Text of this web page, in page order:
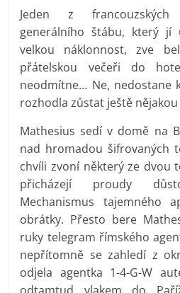
Jeden z
generálního štábu, který jí
velkou náklonnost, zve
přátelskou večeři do
neodmítne… Ne, nedostane
rozhodla zůstat ještě
Mathesius sedí v domě na
nad hromadou šifrovaných
chvíli zvoní některý ze dvou
přicházejí proudy
Mechanismus tajemného
obrátky. Přesto bere
ruky telegram římského
nepřítomně se zahledí z
odjela agentka 1-4-G-W